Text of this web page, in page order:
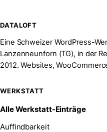
DATALOFT
Eine Schweizer WordPress-
Lanzenneunforn (TG), in der
2012. Websites,
WERKSTATT
Alle Werkstatt-Einträge
Auffindbarkeit